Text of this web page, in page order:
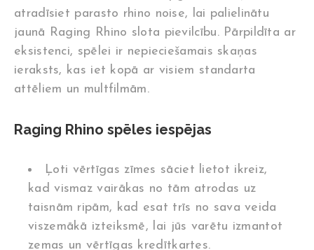
atradīsiet parasto rhino noise, lai palielinātu
jaunā Raging Rhino slota pievilcību. Pārpildīta ar
eksistenci, spēlei ir nepieciešamais skaņas
ieraksts, kas iet kopā ar visiem standarta
attēliem un multfilmām.
Raging Rhino spēles iespējas
Ļoti vērtīgas zīmes sāciet lietot ikreiz,
kad vismaz vairākas no tām atrodas uz
taisnām ripām, kad esat trīs no sava veida
viszemākā izteiksmē, lai jūs varētu izmantot
zemas un vērtīgas kredītkartes.